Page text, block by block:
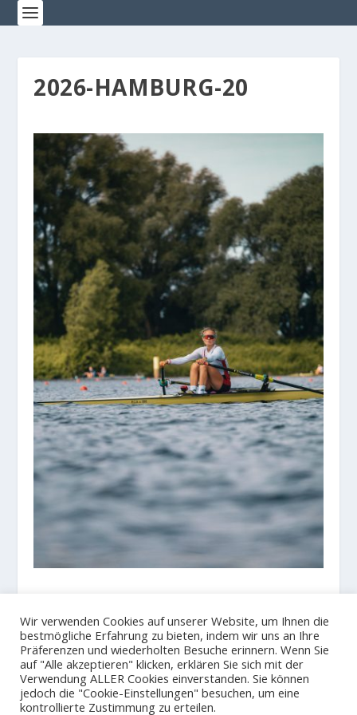
2026-HAMBURG-20
© 2023Der Hamburger und Germania Ruder Club
Wir verwenden Cookies auf unserer Website, um Ihnen die
bestmögliche Erfahrung zu bieten, indem wir uns an Ihre
Präferenzen und wiederholten Besuche erinnern. Wenn Sie
auf "Alle akzeptieren" klicken, erklären Sie sich mit der
Verwendung ALLER Cookies einverstanden. Sie können
jedoch die "Cookie-Einstellungen" besuchen, um eine
kontrollierte Zustimmung zu erteilen.